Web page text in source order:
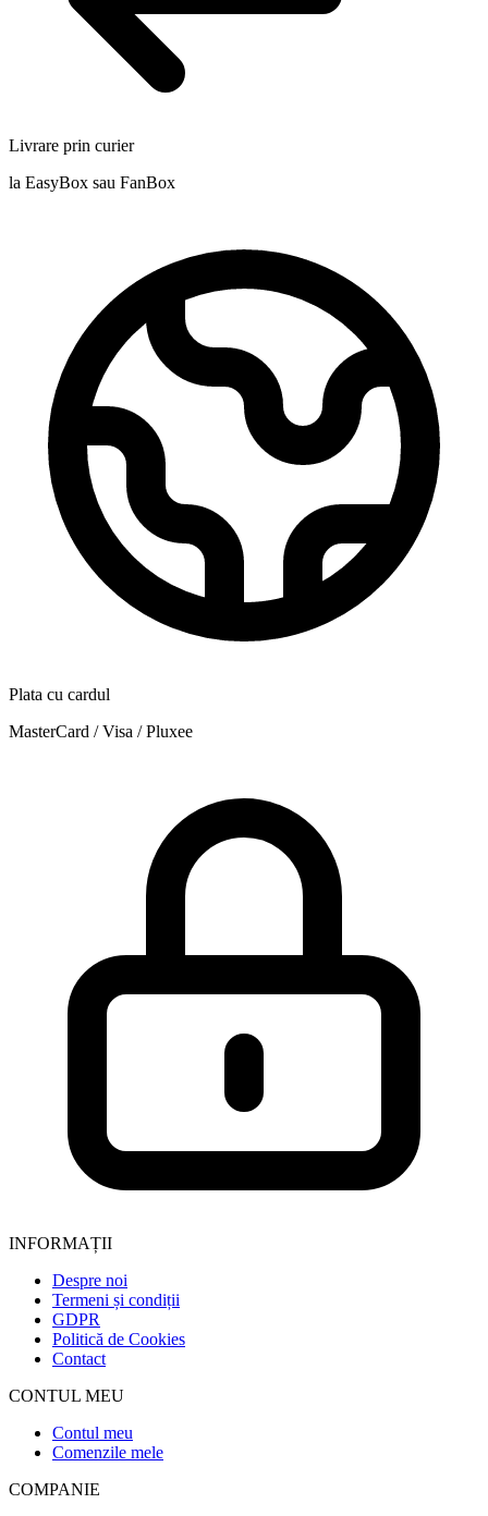
Livrare prin curier
la EasyBox sau FanBox
Plata cu cardul
MasterCard / Visa / Pluxee
INFORMAȚII
Despre noi
Termeni și condiții
GDPR
Politică de Cookies
Contact
CONTUL MEU
Contul meu
Comenzile mele
COMPANIE